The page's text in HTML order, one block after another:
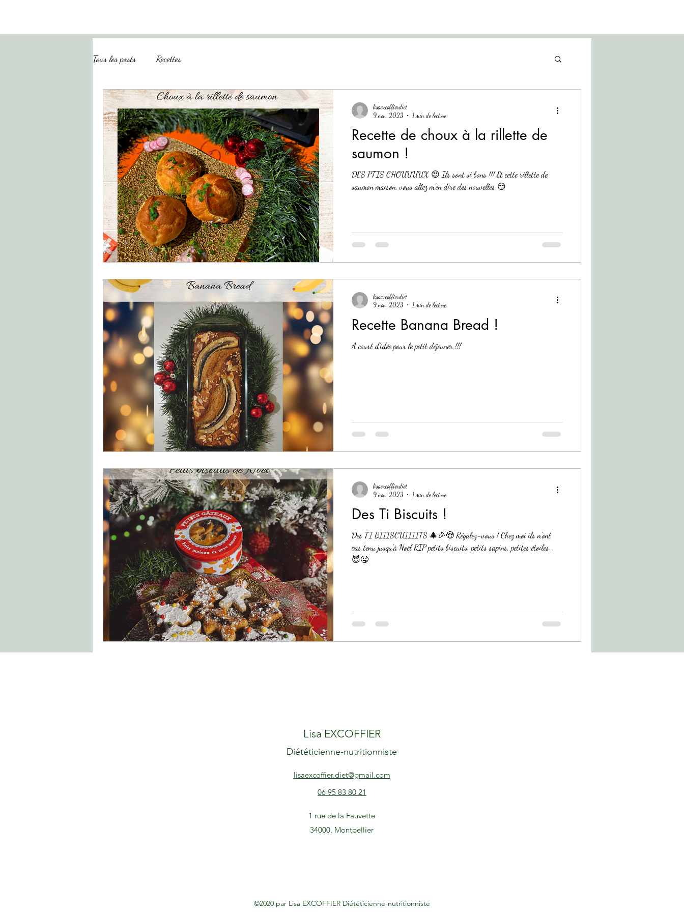
Tous les posts Recettes
Recette de choux à la rillette de
saumon !
DES PTIS CHOUUUUX 😍 Ils sont si bons !!! Et cette rillette de
saumon maison, vous allez m’en dire des nouvelles 😏
lisaexcoffierdiet
9 nov. 2023
1 min de lecture
Recette Banana Bread !
A court d’idée pour le petit déjeuner !!!
lisaexcoffierdiet
9 nov. 2023
1 min de lecture
Des Ti Biscuits !
Des TI BIIISCUIIIITS 🎄🎉😍 Régalez-vous ! Chez moi ils n’ont
pas tenu jusqu’à Noël RIP petits biscuits, petits sapins, petites étoiles...
😈🤤
lisaexcoffierdiet
9 nov. 2023
1 min de lecture
Lisa EXCOFFIER
Diététicienne-nutritionniste
lisaexcoffier.diet@gmail.com
06 95 83 80 21
1 rue de la Fauvette
34000 , Montpellier
©2020 par Lisa EXCOFFIER Diététicienne-nutritionniste